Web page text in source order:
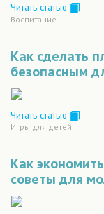
Читать статью
Воспитание
Как сделать
безопасным
Читать статью
Игры для детей
Как
советы для